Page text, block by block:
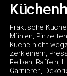
Praktische
Mühlen,
Küche nicht
Zerkleinern,
Reiben, Raffeln,
Garnieren,